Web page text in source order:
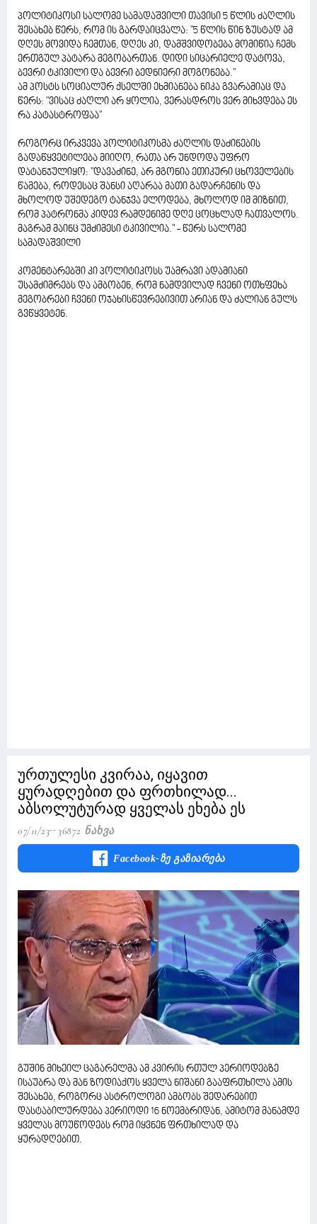
პოლიტიკოსი სალომე სამადაშვილი თავისი 5 წლის ძაღლის
შესახებ წერს, რომ ის გარდაიცვალა: "5 წლის წინ ზუსტად ამ
დღეს მოვიდა ჩემთან, დღეს კი, დამშვიდობება მომიწია ჩემს
ერთგულ პატარა მეგობართან. დიდი სიცარიელე დატოვა,
ბევრი ტკივილი და ბევრი ბედნიერი მოგონება."
ამ პოსტს სოციალურ ქსელში ეხმიანება ნიკა გვარამიაც და
წერს: "ვისაც ძაღლი არ ყოლია, ვერასდროს ვერ მიხვდება ეს
რა კატასტროფაა"
როგორც ირკვევა პოლიტიკოსმა ძაღლის დაძინების
გადაწყვეტილება მიიღო, რათა არ უნდოდა უფრო
დატანჯულიყო: "დავაძინე, არ მგონია ეთიკური ცხოველების
წამება, როდესაც შანსი აღარაა მათი გადარჩენის და
მხოლოდ უშედეგო ტანჯვა ელოდება, მხოლოდ იმ მიზნით,
რომ პატრონმა კიდევ რამდენიმე დღე ცოცხლად ჩათვალოს.
მაგრამ მაინც უმძიმესი ტკივილია." - წერს სალომე
სამადაშვილი
კომენტარებში კი პოლიტიკოსს უამრავი ადამიანი
უსამძიმრებს და ამბობენ, რომ ნამდვილად ჩვენი ოთხფეხა
მეგობრები ჩვენი ოჯახისწევრებივით არიან და ძალიან გულს
გვწყვეტენ.
ურთულესი კვირაა, იყავით
ყურადღებით და ფრთხილად...
აბსოლუტურად ყველას ეხება ეს
07/11/23 36872 Ნახვა
Facebook-Ზე Გაზიარება
გუშინ მიხეილ ცაგარელმა ამ კვირის რთულ პერიოდებზე
ისაუბრა და მან ზოდიაქოს ყველა ნიშანი გააფრთხილა ამის
შესახებ, როგორც ასტროლოგი ამბობს შედარებით
დასტაბილურდება პერიოდი 16 ნოემბრიდან, ამიტომ მანამდე
ყველას მოუწოდებს რომ იყვნენ ფრთხილად და
ყურადღებით.